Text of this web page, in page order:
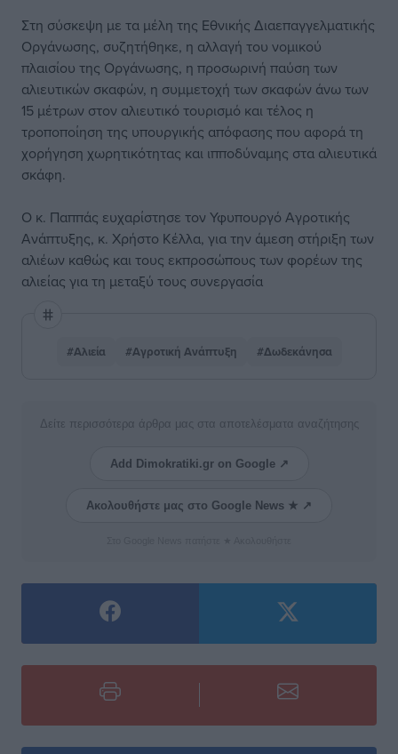
Στη σύσκεψη με τα μέλη της Εθνικής Διαεπαγγελματικής
Οργάνωσης, συζητήθηκε, η αλλαγή του νομικού
πλαισίου της Οργάνωσης, η προσωρινή παύση των
αλιευτικών σκαφών, η συμμετοχή των σκαφών άνω των
15 μέτρων στον αλιευτικό τουρισμό και τέλος η
τροποποίηση της υπουργικής απόφασης που αφορά τη
χορήγηση χωρητικότητας και ιπποδύναμης στα αλιευτικά
σκάφη.
Ο κ. Παππάς ευχαρίστησε τον Υφυπουργό Αγροτικής
Ανάπτυξης, κ. Χρήστο Κέλλα, για την άμεση στήριξη των
αλιέων καθώς και τους εκπροσώπους των φορέων της
αλιείας για τη μεταξύ τους συνεργασία
#Αλιεία #Αγροτική Ανάπτυξη #Δωδεκάνησα
Δείτε περισσότερα άρθρα μας στα αποτελέσματα αναζήτησης
Add Dimokratiki.gr on Google ↗
Ακολουθήστε μας στο Google News ★ ↗